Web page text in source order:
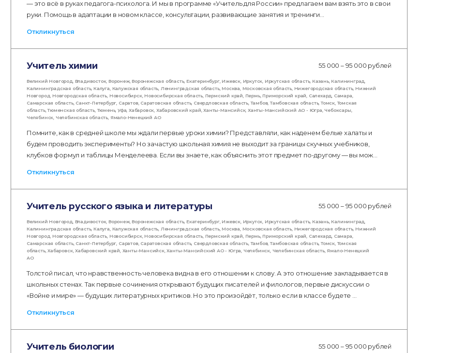
— это всё в руках педагога-психолога. И мы в программе «Учитель для России» предлагаем вам взять это в свои
руки. Помощь в адаптации в новом классе, консультации, развивающие занятия и тренинги…
Откликнуться
Учитель химии 55 000 – 95 000 рублей
Великий Новгород Владивосток, Воронеж, Воронежская область, Екатеринбург, Ижевск, Иркутск Иркутская область, Казань, Калининград
Калининградская область, Калуга Калужская область Ленинградская область, Москва Московская область, Нижегородская область, Нижний
Новгород Новгородская область Новосибирск, Новосибирская область, Пермский край Пермь, Приморский край Салехард Самара
Самарская область, Санкт-Петербург Саратов, Саратовская область, Свердловская область,Тамбов,Тамбовская область,Томск,Томская
область,Тюменская область,Тюмень, Уфа Хабаровск Хабаровский край ,Ханты-Мансийск, Ханты-Мансийский АО - Югра Чебоксары
Челябинск Челябинская область Ямало-Ненецкий АО
Помните, как в средней школе мы ждали первые уроки химии? Представляли, как наденем белые халаты и
будем проводить эксперименты? Но зачастую школьная химия не выходит за границы скучных учебников,
клубков формул и таблицы Менделеева. Если вы знаете, как объяснить этот предмет по-другому — вы мож…
Откликнуться
Учитель русского языка и литературы 55 000 – 95 000 рублей
Великий Новгород Владивосток, Воронеж, Воронежская область, Екатеринбург, Ижевск, Иркутск Иркутская область, Казань, Калининград
Калининградская область, Калуга Калужская область Ленинградская область, Москва Московская область, Нижегородская область, Нижний
Новгород Новгородская область Новосибирск, Новосибирская область, Пермский край Пермь, Приморский край Салехард Самара
Самарская область, Санкт-Петербург Саратов, Саратовская область, Свердловская область,Тамбов,Тамбовская область,Томск,Томская
область,Хабаровск,Хабаровский край Ханты-Мансийск,Ханты-Мансийский АО - Югра Челябинск, Челябинская область, Ямало-Ненецкий
АО
Толстой писал, что нравственность человека видна в его отношении к слову. А это отношение закладывается в
школьных стенах. Так первые сочинения открывают будущих писателей и филологов, первые дискуссии о
«Войне и мире» — будущих литературных критиков. Но это произойдёт, только если в классе будете …
Откликнуться
Учитель биологии 55 000 – 95 000 рублей